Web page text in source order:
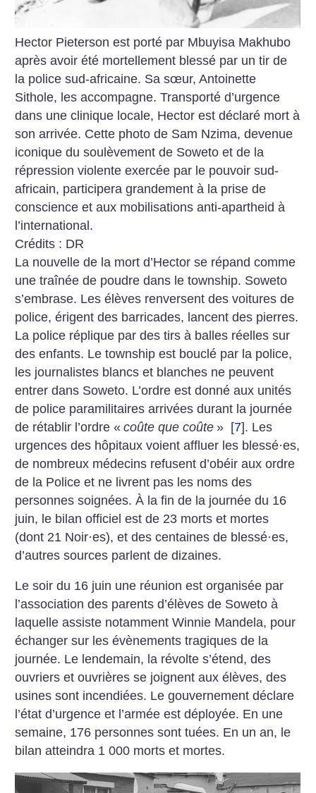
Hector Pieterson est porté par Mbuyisa Makhubo
après avoir été mortellement blessé par un tir de
la police sud-africaine. Sa sœur, Antoinette
Sithole, les accompagne. Transporté d’urgence
dans une clinique locale, Hector est déclaré mort à
son arrivée. Cette photo de Sam Nzima, devenue
iconique du soulèvement de Soweto et de la
répression violente exercée par le pouvoir sud-
africain, participera grandement à la prise de
conscience et aux mobilisations anti-apartheid à
l’international.
Crédits : DR
La nouvelle de la mort d’Hector se répand comme
une traînée de poudre dans le township. Soweto
s’embrase. Les élèves renversent des voitures de
police, érigent des barricades, lancent des pierres.
La police réplique par des tirs à balles réelles sur
des enfants. Le township est bouclé par la police,
les journalistes blancs et blanches ne peuvent
entrer dans Soweto. L’ordre est donné aux unités
de police paramilitaires arrivées durant la journée
de rétablir l’ordre « coûte que coûte » [7]. Les
urgences des hôpitaux voient affluer les blessé·es,
de nombreux médecins refusent d’obéir aux ordre
de la Police et ne livrent pas les noms des
personnes soignées. À la fin de la journée du 16
juin, le bilan officiel est de 23 morts et mortes
(dont 21 Noir·es), et des centaines de blessé·es,
d’autres sources parlent de dizaines.
Le soir du 16 juin une réunion est organisée par
l’association des parents d’élèves de Soweto à
laquelle assiste notamment ­Winnie Mandela, pour
échanger sur les évènements tragiques de la
journée. Le lendemain, la révolte s’étend, des
ouvriers et ouvrières se joignent aux élèves, des
usines sont incendiées. Le gouvernement déclare
l’état d’urgence et l’armée est déployée. En une
semaine, 176 personnes sont tuées. En un an, le
bilan atteindra 1 000 morts et mortes.